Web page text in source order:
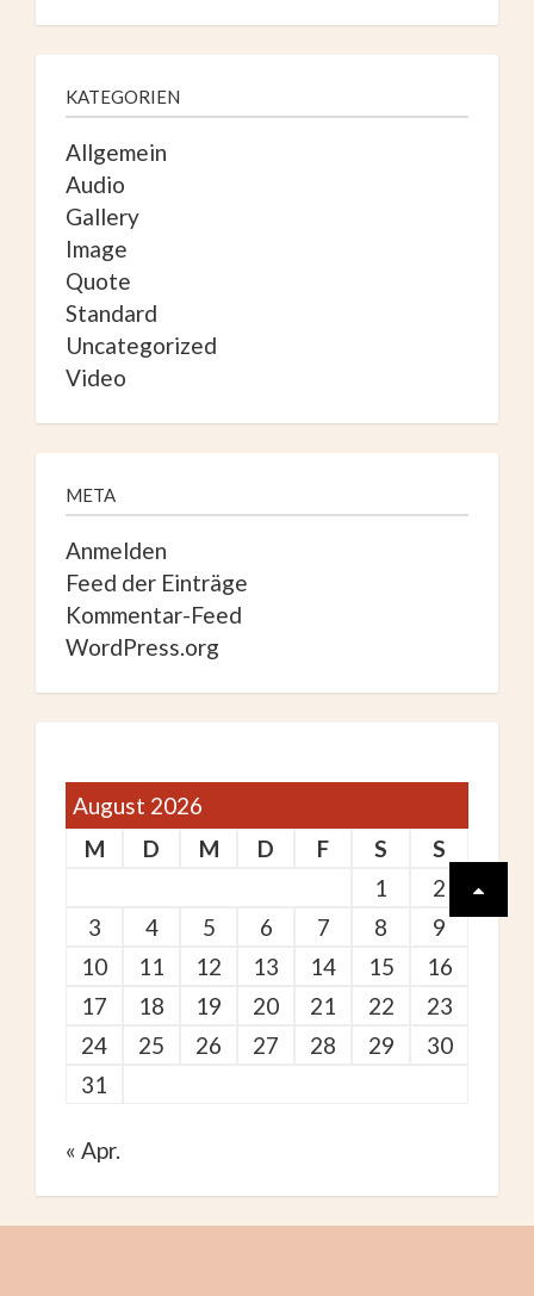
KATEGORIEN
Allgemein
Audio
Gallery
Image
Quote
Standard
Uncategorized
Video
META
Anmelden
Feed der Einträge
Kommentar-Feed
WordPress.org
August 2026
M
D M D F S
S
1
2
3
4 5 6 7 8
9
10
11 12 13 14 15
16
17
18 19 20 21 22
23
24
25 26 27 28 29
30
31
« Apr.